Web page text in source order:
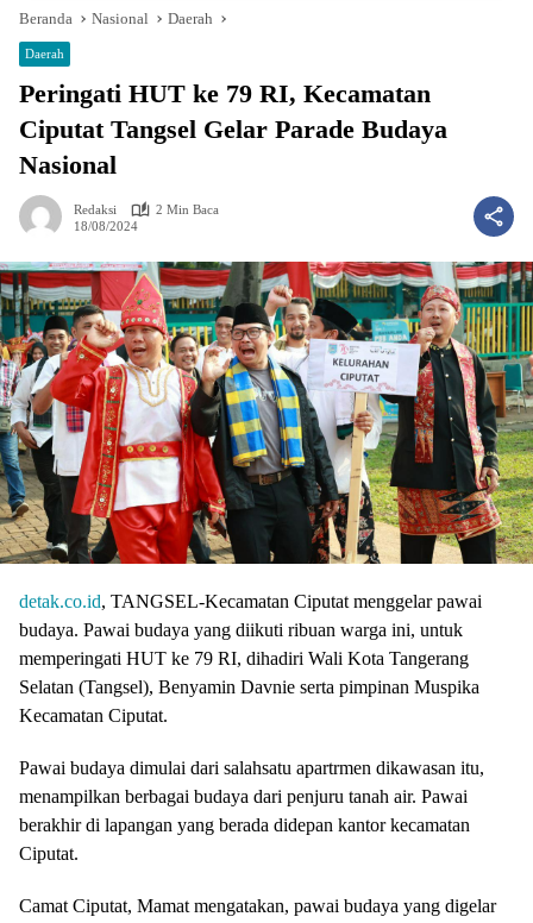
Beranda Nasional Daerah
Daerah
Peringati HUT ke 79 RI, Kecamatan
Ciputat Tangsel Gelar Parade Budaya
Nasional
Redaksi
2 Min Baca
18/08/2024
detak.co.id, TANGSEL-Kecamatan Ciputat menggelar pawai
budaya. Pawai budaya yang diikuti ribuan warga ini, untuk
memperingati HUT ke 79 RI, dihadiri Wali Kota Tangerang
Selatan (Tangsel), Benyamin Davnie serta pimpinan Muspika
Kecamatan Ciputat.
Pawai budaya dimulai dari salahsatu apartrmen dikawasan itu,
menampilkan berbagai budaya dari penjuru tanah air. Pawai
berakhir di lapangan yang berada didepan kantor kecamatan
Ciputat.
Camat Ciputat, Mamat mengatakan, pawai budaya yang digelar